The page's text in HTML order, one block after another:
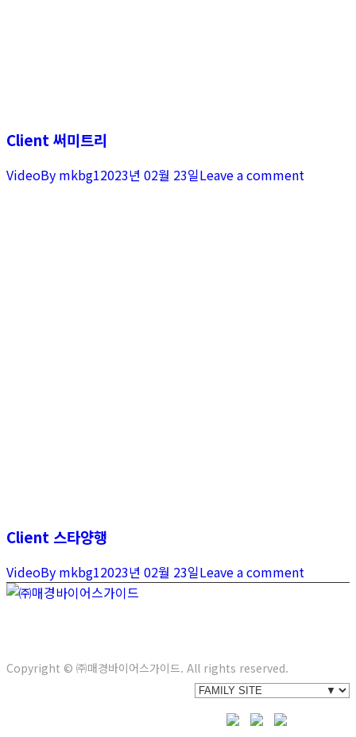
Client 써미트리
VideoBy mkbg12023년 02월 23일Leave a comment
Client 스타양행
VideoBy mkbg12023년 02월 23일Leave a comment
Copyright © ㈜매경바이어스가이드. All rights reserved.